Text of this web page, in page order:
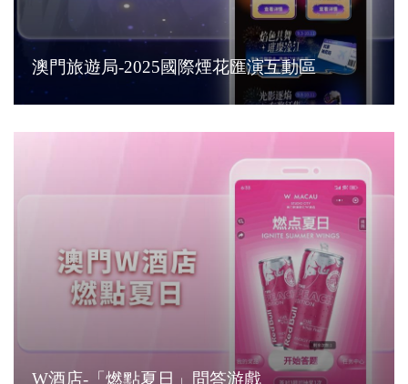
澳門旅遊局-2025國際煙花匯演互動區
W酒店-「燃點夏日」問答游戲